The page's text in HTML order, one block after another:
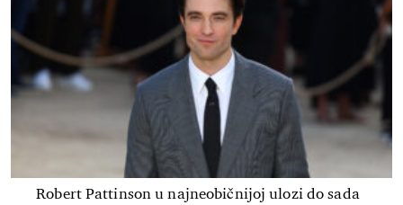
Robert Pattinson u najneobičnijoj ulozi do sada